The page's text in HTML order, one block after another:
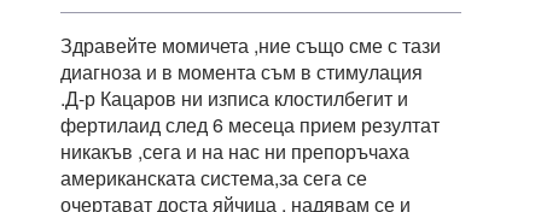
Здравейте момичета ,ние също сме с тази
диагноза и в момента съм в стимулация
.Д-р Кацаров ни изписа клостилбегит и
фертилаид след 6 месеца прием резултат
никакъв ,сега и на нас ни препоръчаха
американската система,за сега се
очертават доста яйчица , надявам се и